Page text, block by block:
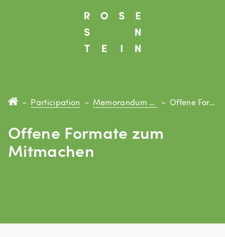
– Participation – Memorandum Rosenstein – Offene Formate
Offene Formate zum
Mitmachen